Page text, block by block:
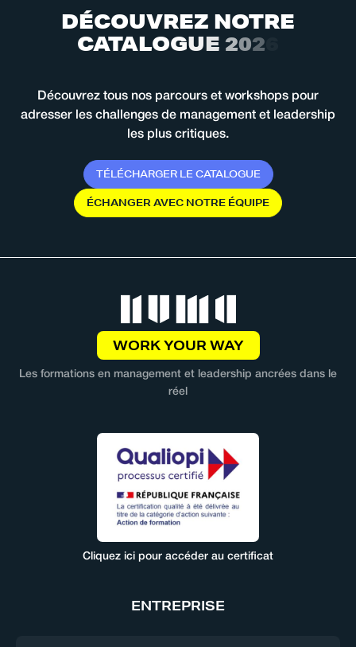
DÉCOUVREZ NOTRE
CATALOGUE 202
Découvrez tous nos parcours et workshops pour
adresser les challenges de management et leadership
les plus critiques.
TÉLÉCHARGER LE CATALOGUE
ÉCHANGERAVEC NOTRE ÉQUIPE
WORK YOUR WAY
Les formations en management et leadership ancrées dans le
réel
Cliquez ici pour accéder au certificat
ENTREPRISE